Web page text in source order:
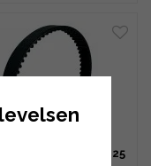
HTD 1280-8M-25